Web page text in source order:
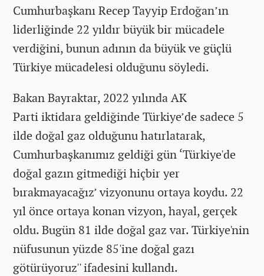
Cumhurbaşkanı Recep Tayyip Erdoğan’ın
liderliğinde 22 yıldır büyük bir mücadele
verdiğini, bunun adının da büyük ve güçlü
Türkiye mücadelesi olduğunu söyledi.
Bakan Bayraktar, 2022 yılında AK
Parti iktidara geldiğinde Türkiye’de sadece 5
ilde doğal gaz olduğunu hatırlatarak,
Cumhurbaşkanımız geldiği gün ‘Türkiye'de
doğal gazın gitmediği hiçbir yer
bırakmayacağız’ vizyonunu ortaya koydu. 22
yıl önce ortaya konan vizyon, hayal, gerçek
oldu. Bugün 81 ilde doğal gaz var. Türkiye'nin
nüfusunun yüzde 85'ine doğal gazı
götürüyoruz'' ifadesini kullandı.